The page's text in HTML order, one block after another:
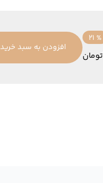
% 21
تومان
افزودن به سبد خرید